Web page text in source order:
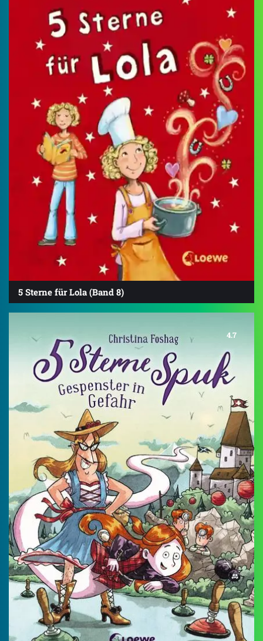
5 Sterne für Lola (Band 8)
4.7